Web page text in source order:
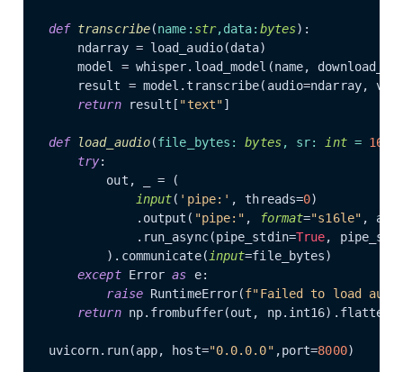
def transcribe(name: str,data: bytes):
    ndarray = load_audio(data)
model = whisper.load_model(name,
result = model.transcribe(audio=ndarray,
return result[ "text"]
def load_audio(file_bytes: bytes, sr: int =
try:
        out, _ = (
input( 'pipe:' , threads=0)
            .output(
"pipe:" , format="s16le" ,
            .run_async(pipe_stdin=
True,
        ).communicate(
input=file_bytes)
except Error as e:
raise RuntimeError(f"Failed to load
return np.frombuffer(out,
uvicorn.run(app, host="0.0.0.0" ,port=8000)